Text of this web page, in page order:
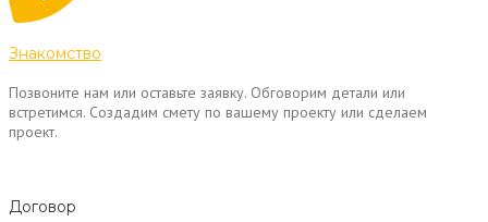
Знакомство
Позвоните нам или оставьте заявку. Обговорим детали или
встретимся. Создадим смету по вашему проекту или сделаем
проект.
Договор